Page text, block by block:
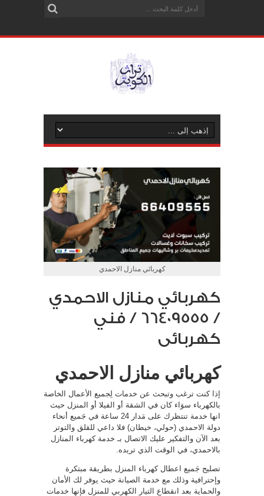
كهربائي منازل الاحمدي
كهربائي منازل الاحمدي
/ 66409555 / فني
كهربائى
كهربائي منازل الاحمدي
إذا كنت ترغب وتبحث عن خدمات لِجميع الأعمال الخاصة
بالكهرباء سوَاء كان في الشقة أو الفيلا أو المنزل حيث
انها خدمة تنتظرك على مَدار 24 ساعة في جَميع أنحاء
دولة الاحمدي (حولي، خيطان) فلا داعي للقلق والتوتر
بعد الآن والتفكير عليك الاتصال بـ خدمة كهرباء المنازل
بالاحمدي، في الوقت الذي تريده.
تصليح جَميع اعطال كهرباء المنزل بطريقة مبتكرة
وإحترافية وذلك مع خدمة الصيانة حيث يوفر لك الأمان
والحماية بعد انقطاع التيار الكهربي للمنزل فإنها خدمات